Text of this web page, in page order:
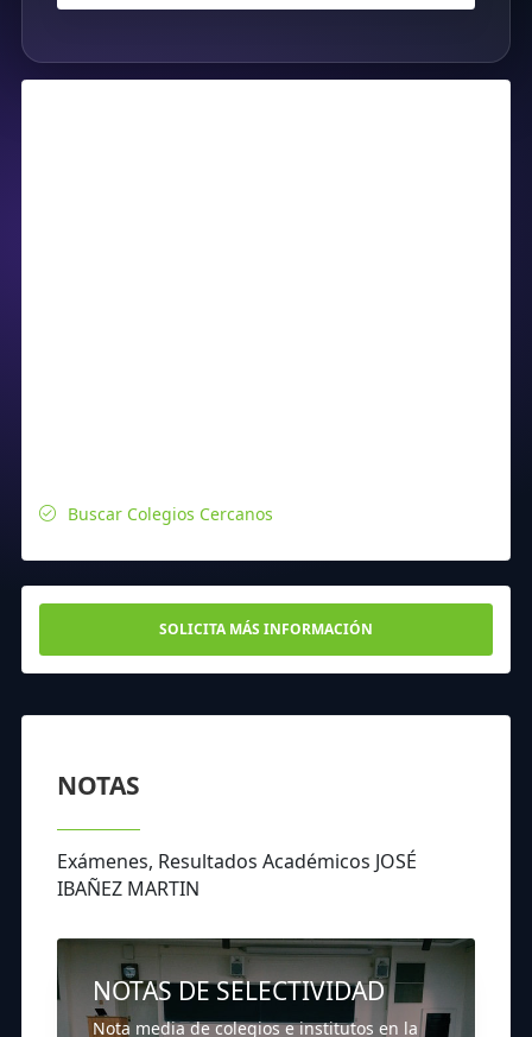
Buscar Colegios Cercanos
SOLICITA MÁS INFORMACIÓN
NOTAS
Exámenes, Resultados Académicos JOSÉ
IBAÑEZ MARTIN
NOTAS DE SELECTIVIDAD
Nota media de colegios e institutos en la